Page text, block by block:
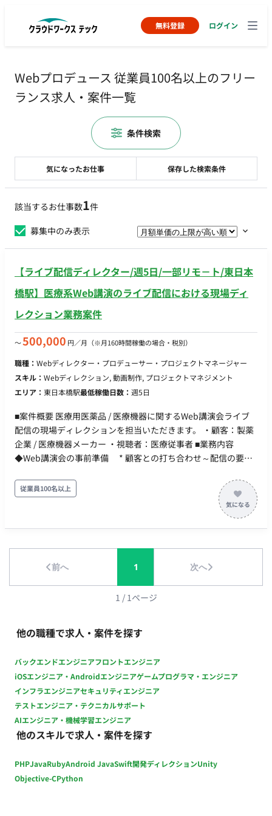
無料登録 ログイン
Webプロデュース 従業員100名以上のフリー
ランス求人・案件一覧
該当するお仕事数1件
募集中のみ表示
【ライブ配信ディレクター/週5日/一部リモ－ト/東日本
橋駅】医療系Web講演のライブ配信における現場ディ
レクション業務案件
〜500,000 円／月 （※月160時間稼働の場合・税別）
職種： Webディレクター・プロデューサー・プロジェクトマネージャー
スキル： Webディレクション, 動画制作, プロジェクトマネジメント
エリア： 東日本橋駅最低稼働日数： 週5日
■案件概要 医療用医薬品 / 医療機器に関するWeb講演会ライブ
配信の現場ディレクションを担当いただきます。 ・顧客：製薬
企業 / 医療機器メーカー ・視聴者：医療従事者 ■業務内容
◆Web講演会の事前準備 * 顧客との打ち合わせ～配信の要件
材構成・人員配置） * 外部協力会社との連絡、調整 ◆配信当
日の現場オペレーション * 配信会場の設営、機材施工 * 外
部協力会社含む当日スタッフへの指示、統括 * 配信ディレク
ション・映像音響機器のオペレート * 出演者医師への接遇対
の再発防止策実行 ※講演会の当日立ち合いが発生するため、宿
泊を伴う国内出張が、月4-5回（週に1回ほど）発生いたしま
業務が、より良い医療の実現につながっていく仕組み ・カメ
ラ、音響、ネットワーク、エンコード、動画編集など幅広いス
軟な働き方 ■稼働に関して ・参画開始日：9/1を想定 ・リモー
ト可否：週1~2日リモート可 ・稼働時間：10:00~18:00(調整可)
従業員100名以上
前へ 1 次へ
1 / 1ページ
他の職種で求人・案件を探す
バックエンドエンジニアフロントエンジニア
iOSエンジニア・Androidエンジニアゲームプログラマ・エンジニア
インフラエンジニアセキュリティエンジニア
テストエンジニア・テクニカルサポート
AIエンジニア・機械学習エンジニア
他のスキルで求人・案件を探す
PHPJavaRubyAndroid JavaSwift開発ディレクションUnity
Objective-CPython
気になったお仕事 保存した検索条件
条件検索